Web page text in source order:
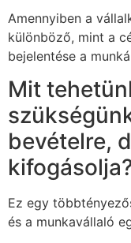
Amennyiben a
különböző, mint a
bejelentése a
Mit
bevételre,
Ez egy
és a munkavállaló